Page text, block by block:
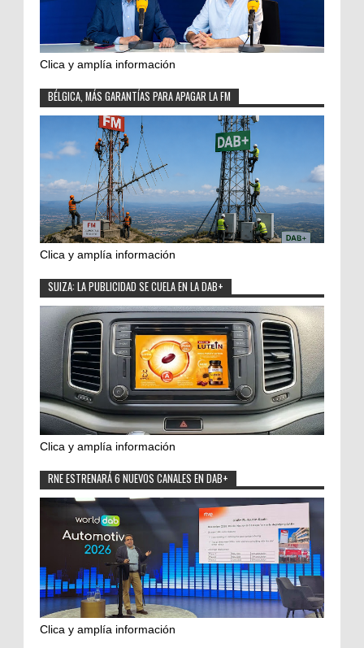
Clica y amplía información
BÉLGICA, MÁS GARANTÍAS PARA APAGAR LA FM
Clica y amplía información
SUIZA: LA PUBLICIDAD SE CUELA EN LA DAB+
Clica y amplía información
RNE ESTRENARÁ 6 NUEVOS CANALES EN DAB+
Clica y amplía información